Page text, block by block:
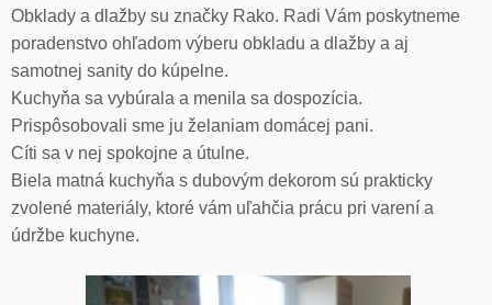
Obklady a dlažby su značky Rako. Radi Vám poskytneme
poradenstvo ohľadom výberu obkladu a dlažby a aj
samotnej sanity do kúpelne.
Kuchyňa sa vybúrala a menila sa dospozícia.
Prispôsobovali sme ju želaniam domácej pani.
Cíti sa v nej spokojne a útulne.
Biela matná kuchyňa s dubovým dekorom sú prakticky
zvolené materiály, ktoré vám uľahčia prácu pri varení a
údržbe kuchyne.